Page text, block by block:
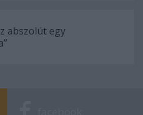
abszolút egy